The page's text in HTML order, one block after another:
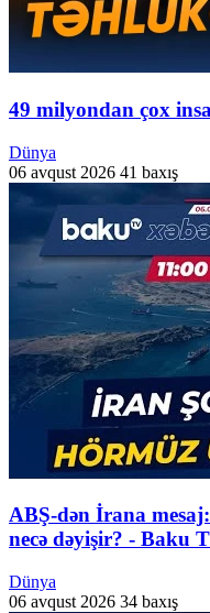
49 milyondan çox
Dünya
06 avqust 2026 41 baxış
ABŞ-dən İrana
necə dəyişir? - Baku
Dünya
06 avqust 2026 34 baxış